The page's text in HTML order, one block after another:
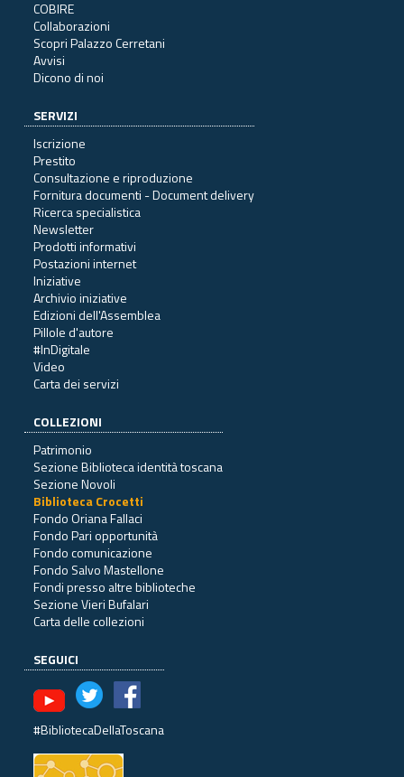
COBIRE
Collaborazioni
Scopri Palazzo Cerretani
Avvisi
Dicono di noi
SERVIZI
Iscrizione
Prestito
Consultazione e riproduzione
Fornitura documenti - Document delivery
Ricerca specialistica
Newsletter
Prodotti informativi
Postazioni internet
Iniziative
Archivio iniziative
Edizioni dell'Assemblea
Pillole d'autore
#InDigitale
Video
Carta dei servizi
COLLEZIONI
Patrimonio
Sezione Biblioteca identità toscana
Sezione Novoli
Biblioteca Crocetti
Fondo Oriana Fallaci
Fondo Pari opportunità
Fondo comunicazione
Fondo Salvo Mastellone
Fondi presso altre biblioteche
Sezione Vieri Bufalari
Carta delle collezioni
SEGUICI
#BibliotecaDellaToscana